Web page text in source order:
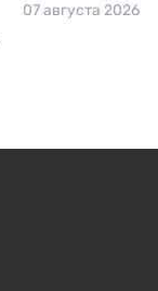
07 августа 2026